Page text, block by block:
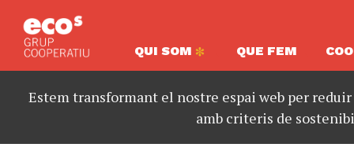
QUI SOM QUE FEM
Estem transformant el nostre espai web per
amb criteris de